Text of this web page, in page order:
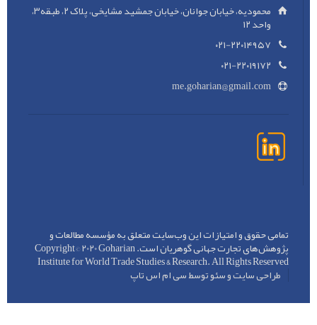
محمودیه، خیابان جوانان، خیابان جمشید مشایخی، پلاک ۲، طبقه۳،
واحد ۱۲
۰۲۱-۲۲۰۱۴۹۵۷
۰۲۱-۲۲۰۱۹۱۷۲
me.goharian@gmail.com
تمامی حقوق و امتیازات این وب‌سایت متعلق به مؤسسه مطالعات و
پژوهش‌های تجارت جهانی گوهريان است. Copyright©️ 2020 Goharian
Institute for World Trade Studies & Research. All Rights Reserved
طراحی سایت و سئو توسط سی ام اس تاپ